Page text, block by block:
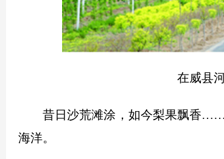
在威县
昔日沙荒滩涂，如今梨果飘香
海洋。